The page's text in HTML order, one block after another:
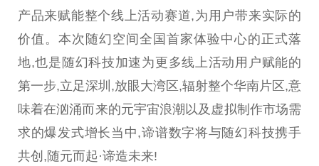
产品来赋能整个线上活动赛道,为用户带来实际的
价值。本次随幻空间全国首家体验中心的正式落
地,也是随幻科技加速为更多线上活动用户赋能的
第一步,立足深圳,放眼大湾区,辐射整个华南片区,意
味着在汹涌而来的元宇宙浪潮以及虚拟制作市场需
求的爆发式增长当中,谛谱数字将与随幻科技携手
共创,随元而起·谛造未来!